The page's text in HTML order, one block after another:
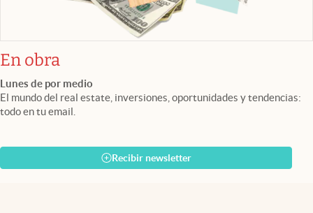
En obra
Lunes de por medio
El mundo del real estate, inversiones, oportunidades y tendencias:
todo en tu email.
Recibir newsletter